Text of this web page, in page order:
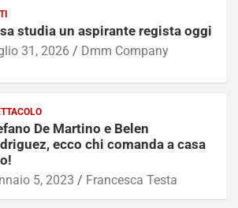
studia un aspirante regista oggi
31, 2026 Dmm Company
De Martino e Belen
ecco chi comanda a casa
5, 2023 Francesca Testa